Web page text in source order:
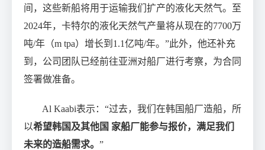
间，这些新船将用于运输我们扩产的液化天然气。至
2024年，卡特尔的液化天然气产量将从现在的7700万
吨/年（m tpa）增长到1.1亿吨/年。”此外，他还补充
到，公司团队已经前往亚洲对船厂进行考察，为合同
签署做准备。
Al Kaabi表示：“过去，我们在韩国船厂造船，所
以希望韩国及其他国 家船厂能参与报价，满足我们
未来的造船需求。 ”